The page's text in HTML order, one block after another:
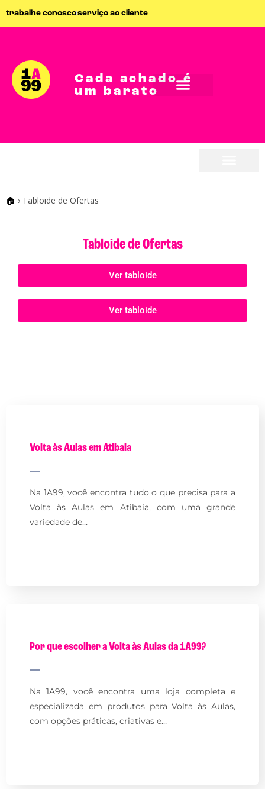
trabalhe conoscoserviço ao cliente
Cada achado é
um barato
🏠 › Tabloide de Ofertas
Tabloide de Ofertas
Ver tabloide
Ver tabloide
Volta às Aulas em Atibaia
Na 1A99, você encontra tudo o que precisa para a
Volta às Aulas em Atibaia, com uma grande
variedade de…
Por que escolher a Volta às Aulas da 1A99?
Na 1A99, você encontra uma loja completa e
especializada em produtos para Volta às Aulas,
com opções práticas, criativas e…